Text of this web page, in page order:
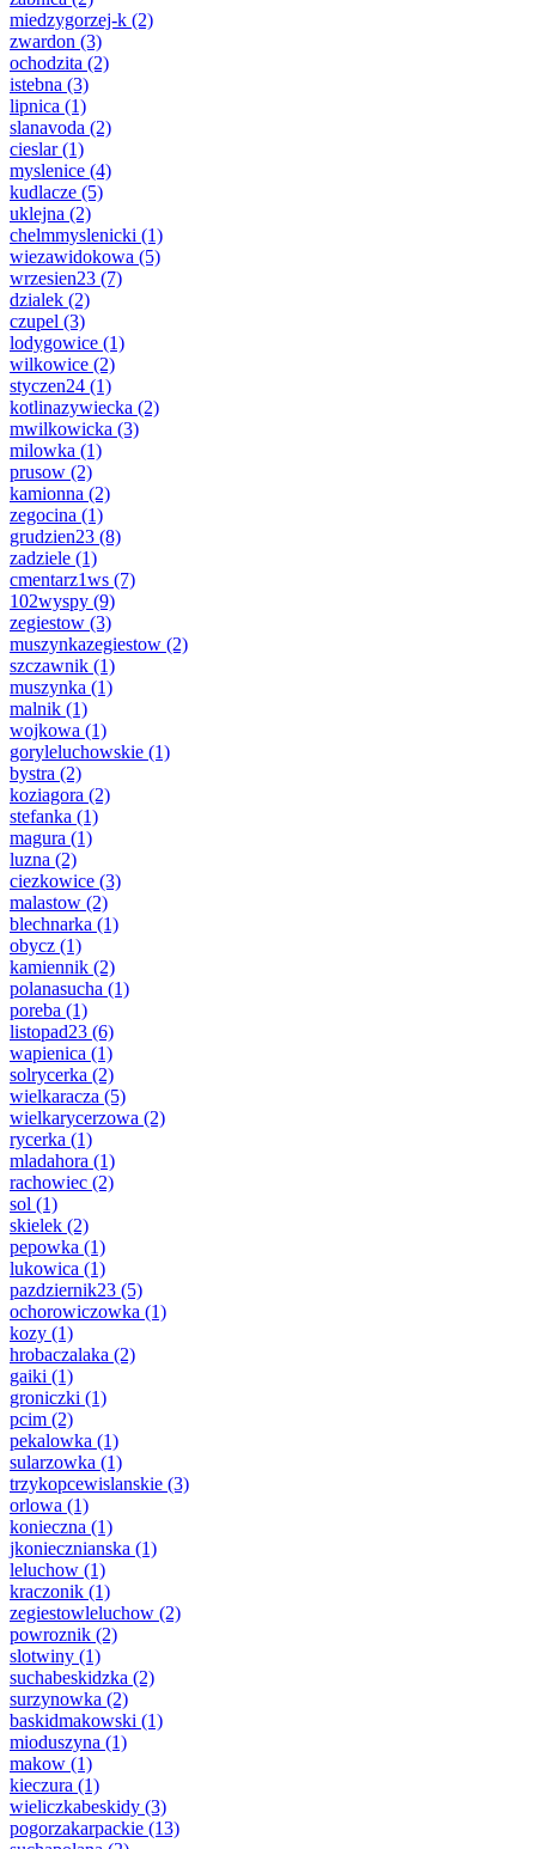
miedzygorzej-k (2)
zwardon (3)
ochodzita (2)
istebna (3)
lipnica (1)
slanavoda (2)
cieslar(1)
myslenice (4)
kudlacze (5)
uklejna (2)
chelmmyslenicki (1)
wiezawidokowa (5)
wrzesien23 (7)
dzialek (2)
czupel (3)
lodygowice (1)
wilkowice (2)
styczen24 (1)
kotlinazywiecka (2)
mwilkowicka (3)
milowka (1)
prusow (2)
kamionna (2)
zegocina (1)
grudzien23 (8)
zadziele (1)
cmentarz1ws (7)
102wyspy (9)
zegiestow (3)
muszynkazegiestow (2)
szczawnik (1)
muszynka (1)
malnik (1)
wojkowa (1)
goryleluchowskie (1)
bystra (2)
koziagora (2)
stefanka (1)
magura (1)
luzna (2)
ciezkowice (3)
malastow (2)
blechnarka (1)
obycz (1)
kamiennik (2)
polanasucha (1)
poreba (1)
listopad23 (6)
wapienica (1)
solrycerka (2)
wielkaracza (5)
wielkarycerzowa (2)
rycerka (1)
mladahora (1)
rachowiec (2)
sol (1)
skielek (2)
pepowka (1)
lukowica (1)
pazdziernik23 (5)
ochorowiczowka (1)
kozy (1)
hrobaczalaka (2)
gaiki (1)
groniczki (1)
pcim (2)
pekalowka (1)
sularzowka (1)
trzykopcewislanskie (3)
orlowa (1)
konieczna (1)
jkoniecznianska (1)
leluchow (1)
kraczonik (1)
zegiestowleluchow (2)
powroznik (2)
slotwiny (1)
suchabeskidzka (2)
surzynowka (2)
baskidmakowski (1)
mioduszyna (1)
makow (1)
kieczura (1)
wieliczkabeskidy (3)
pogorzakarpackie (13)